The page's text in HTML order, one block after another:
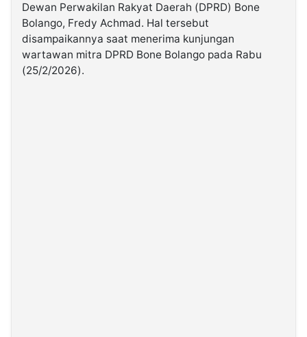
Kabarbaru.co
2026
Kabarbaru
Dewan Perwakilan Rakyat Daerah (DPRD) Bone
Bolango, Fredy Achmad. Hal tersebut
disampaikannya saat menerima kunjungan
wartawan mitra DPRD Bone Bolango pada Rabu
(25/2/2026).